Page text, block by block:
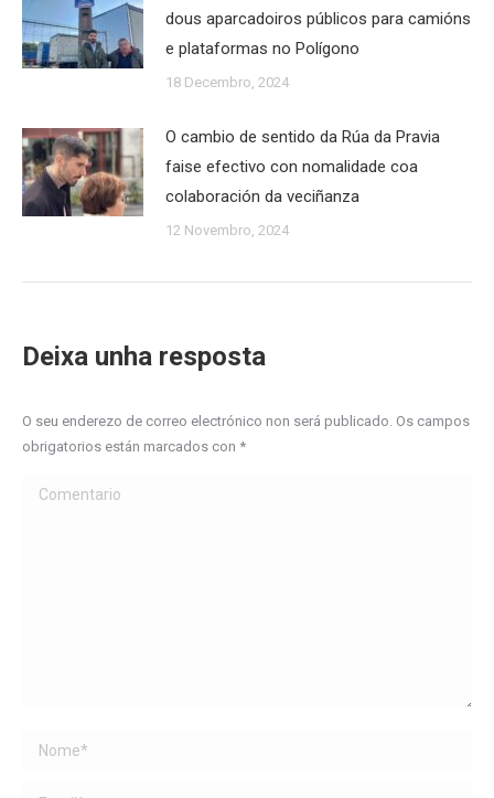
dous aparcadoiros públicos para camións
e plataformas no Polígono
18 Decembro, 2024
O cambio de sentido da Rúa da Pravia
faise efectivo con nomalidade coa
colaboración da veciñanza
12 Novembro, 2024
Deixa unha resposta
O seu enderezo de correo electrónico non será publicado. Os campos
obrigatorios están marcados con *
Comentario
Name *